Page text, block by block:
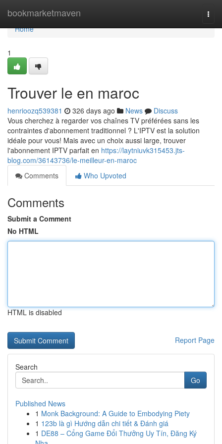
bookmarketmaven
Home
Home
1
Trouver le en maroc
henrioozq539381 326 days ago News
Discuss
Vous cherchez à regarder vos chaînes TV préférées sans les
contraintes d'abonnement traditionnel ? L'IPTV est la solution
idéale pour vous! Mais avec un choix aussi large, trouver
l'abonnement IPTV parfait en https://laytniuvk315453.jts-
blog.com/36143736/le-meilleur-en-maroc
Comments
Who Upvoted
Comments
Submit a Comment
No HTML
HTML is disabled
Report Page
Search
Go
Published News
1 Monk Background: A Guide to Embodying Piety
1 123b là gì Hướng dẫn chi tiết & Đánh giá
1 DE88 – Cổng Game Đổi Thưởng Uy Tín, Đăng Ký